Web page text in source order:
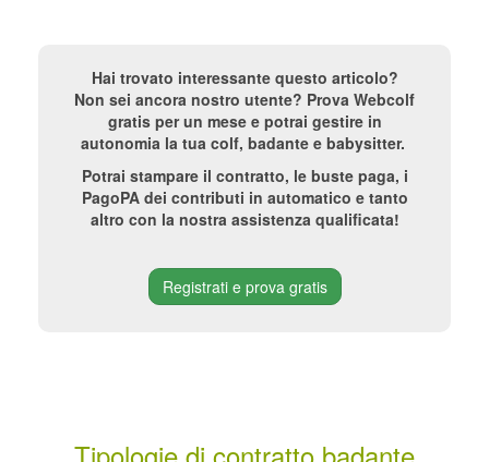
Hai trovato interessante questo articolo?
Non sei ancora nostro utente? Prova Webcolf
gratis per un mese e potrai gestire in
autonomia la tua colf, badante e babysitter.
Potrai stampare il contratto, le buste paga, i
PagoPA dei contributi in automatico e tanto
altro con la nostra assistenza qualificata!
Registrati e prova gratis